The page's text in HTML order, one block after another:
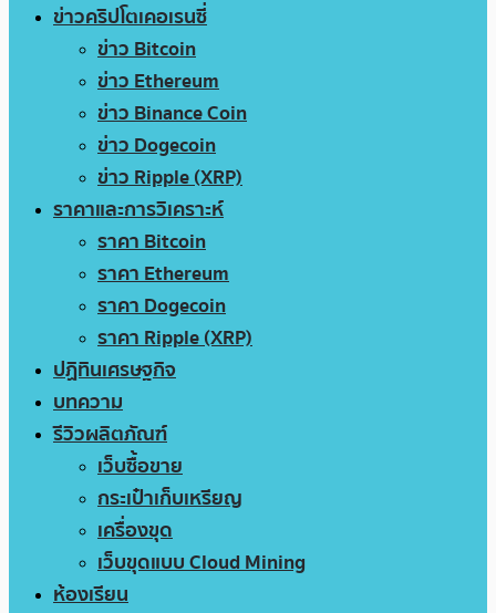
ข่าวคริปโตเคอเรนซี่
ข่าว Bitcoin
ข่าว Ethereum
ข่าว Binance Coin
ข่าว Dogecoin
ข่าว Ripple (XRP)
ราคาและการวิเคราะห์
ราคา Bitcoin
ราคา Ethereum
ราคา Dogecoin
ราคา Ripple (XRP)
ปฏิทินเศรษฐกิจ
บทความ
รีวิวผลิตภัณฑ์
เว็บซื้อขาย
กระเป๋าเก็บเหรียญ
เครื่องขุด
เว็บขุดแบบ Cloud Mining
ห้องเรียน